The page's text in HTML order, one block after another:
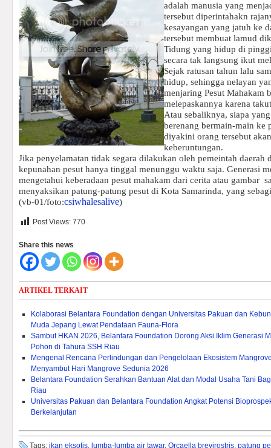
adalah manusia yang
tersebut diperintahakn
kesayangan yang jatuh ke
tersebut membuat lamud
Tidung yang hidup di
secara tak langsung ikut
Sejak ratusan tahun lalu
hidup, sehingga nelayan
menjaring Pesut Mahakam
melepaskannya karena
Atau sebaliknya, siapa
berenang bermain-main ke
diyakini orang tersebut
keberuntungan.
Jika penyelamatan tidak segara dilakukan oleh pemeintah daerah
kepunahan pesut hanya tinggal menunggu waktu saja. Generasi
mengetahui keberadaan pesut mahakam dari cerita atau gambar
menyaksikan patung-patung pesut di Kota Samarinda, yang
(vb-01/foto:csiwhalesalive)
Post Views: 770
Share this news
ARTIKEL TERKAIT
Kolaborasi Belantara Foundation dengan Universitas Pakuan dan
Muda Jepang Lewat Pendataan Fauna-Flora
Sambut HKAN 2026, Belantara Foundation Dorong Aksi Iklim Generasi
Pohon di Tahura SSH Riau
Mengenal Rencana Perlindungan dan Pengelolaan Ekosistem
Menyambut Hari Mangrove Sedunia 2026
Belantara Foundation Serahkan Bantuan Alat dan Modal Usaha Tani
Riau
Universitas Pakuan dan Belantara Foundation Angkat Potensi
Berkelanjutan
Tags: ikan eksotis, lumba-lumba air tawar, Orcaella brevirostris, patung